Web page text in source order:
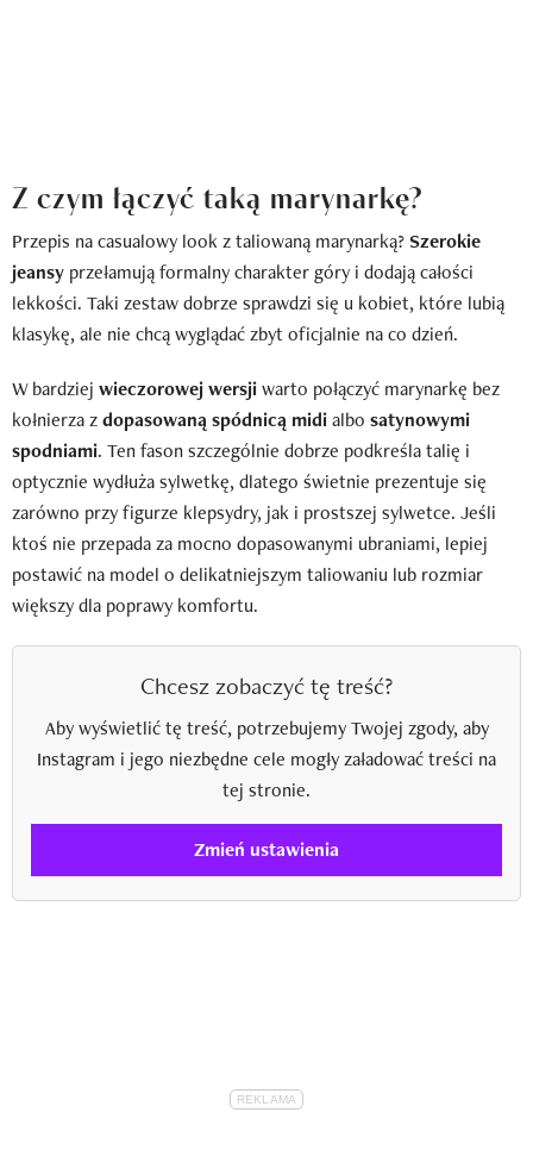
Z czym łączyć taką marynarkę?
Przepis na casualowy look z taliowaną marynarką?Szerokie
jeansy przełamują formalny charakter góry i dodają całości
lekkości. Taki zestaw dobrze sprawdzi się u kobiet, które lubią
klasykę, ale nie chcą wyglądać zbyt oficjalnie na co dzień.
W bardziej wieczorowej wersjiwarto połączyć marynarkę bez
kołnierza zdopasowaną spódnicą midialbo satynowymi
spodniami. Ten fason szczególnie dobrze podkreśla talię i
optycznie wydłuża sylwetkę, dlatego świetnie prezentuje się
zarówno przy figurze klepsydry, jak i prostszej sylwetce. Jeśli
ktoś nie przepada za mocno dopasowanymi ubraniami, lepiej
postawić na model o delikatniejszym taliowaniu lub rozmiar
większy dla poprawy komfortu.
Chcesz zobaczyć tę treść?
Aby wyświetlić tę treść, potrzebujemy Twojej zgody, aby
Instagram i jego niezbędne cele mogły załadować treści na
tej stronie.
Zmień ustawienia